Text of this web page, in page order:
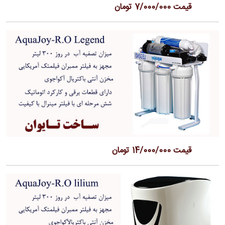
قیمت 7/000/000 تومان
قیمت 14/000/000 تومان